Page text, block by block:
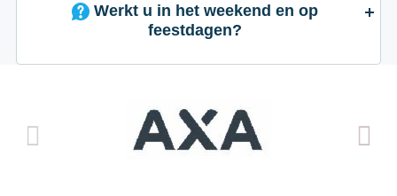
Werkt u in het weekend en op
feestdagen?